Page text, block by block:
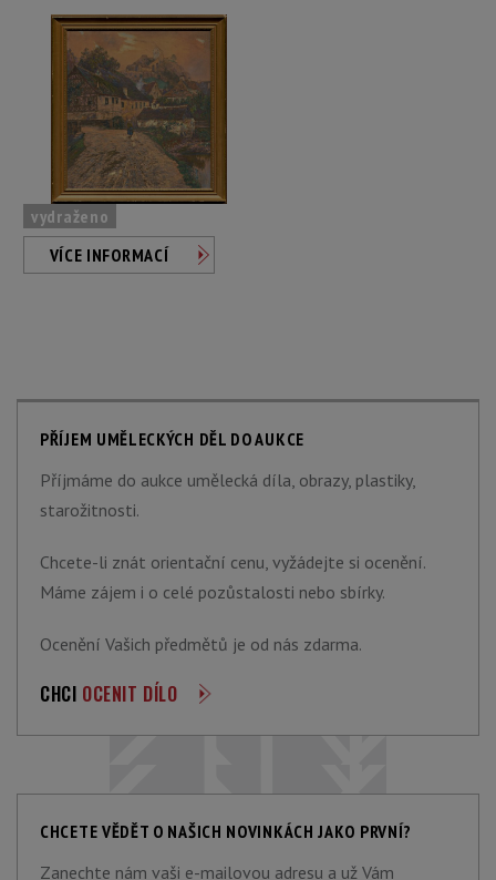
vydraženo
VÍCE INFORMACÍ
PŘÍJEM UMĚLECKÝCH DĚL DO AUKCE
Příjmáme do aukce umělecká díla, obrazy, plastiky,
starožitnosti.
Chcete-li znát orientační cenu, vyžádejte si ocenění.
Máme zájem i o celé pozůstalosti nebo sbírky.
Ocenění Vašich předmětů je od nás zdarma.
CHCI OCENIT DÍLO
CHCETE VĚDĚT O NAŠICH NOVINKÁCH JAKO PRVNÍ?
Zanechte nám vaši e-mailovou adresu a už Vám